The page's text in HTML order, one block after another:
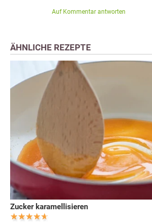
Auf Kommentar antworten
ÄHNLICHE REZEPTE
Zucker karamellisieren